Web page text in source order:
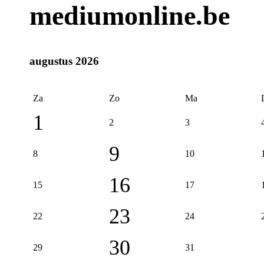
mediumonline.be
augustus 2026
Za Zo Ma
1 2 3
8 9 10
15 16 17
22 23 24
29 30 31